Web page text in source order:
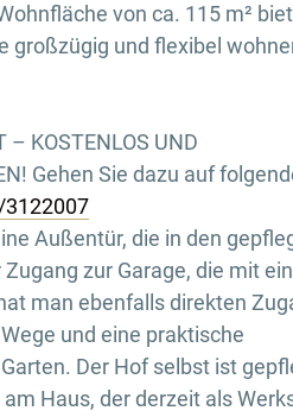
von ca. 115 m²
großzügig und flexibel
– KOSTENLOS UND
Gehen Sie dazu auf
Außentür, die in den
zur Garage, die mit
man ebenfalls direkten
und eine praktische
Der Hof selbst ist
Haus, der derzeit als